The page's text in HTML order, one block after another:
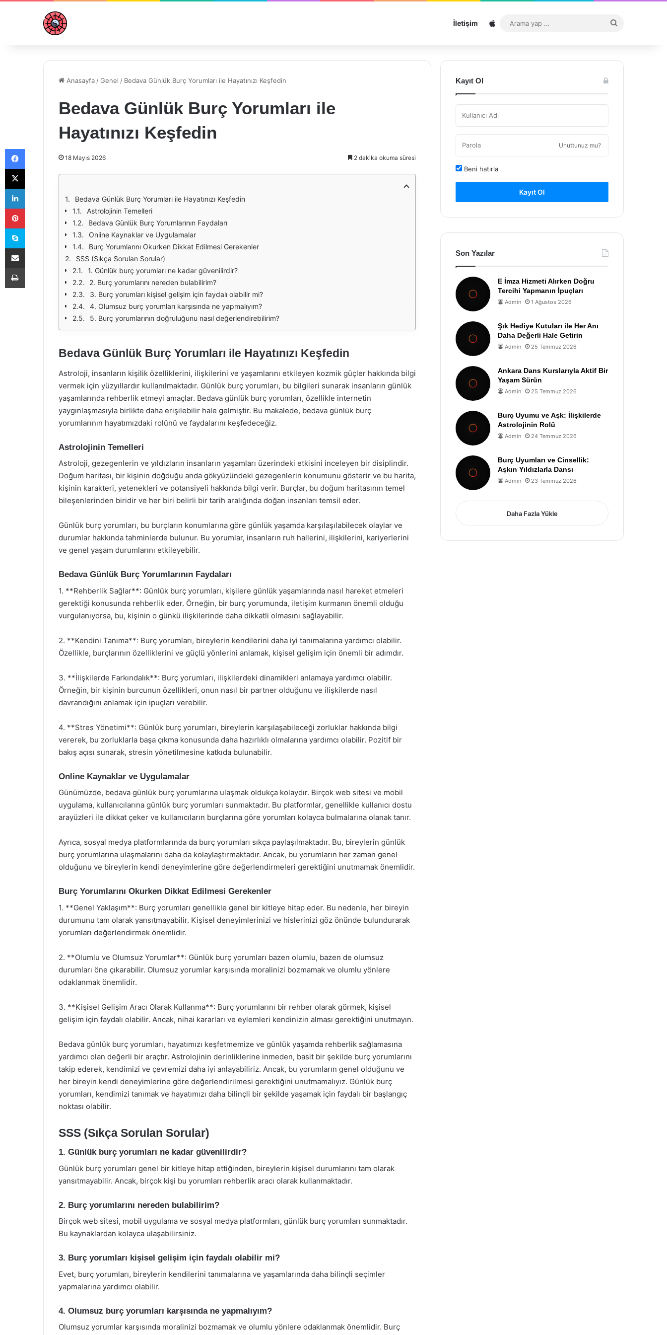
İletişim Sitemap
...
Anasayfa /Genel / Bedava Günlük Burç Yorumları ile Hayatınızı Keşfedin
Bedava Günlük Burç Yorumları ile
Hayatınızı Keşfedin
18 Mayıs 2026 2 dakika okuma süresi
Bedava Günlük Burç Yorumları ile Hayatınızı Keşfedin
Astrolojinin Temelleri
Bedava Günlük Burç Yorumlarının Faydaları
Online Kaynaklar ve Uygulamalar
Burç Yorumlarını Okurken Dikkat Edilmesi Gerekenler
SSS (Sıkça Sorulan Sorular)
1. Günlük burç yorumları ne kadar güvenilirdir?
2. Burç yorumlarını nereden bulabilirim?
3. Burç yorumları kişisel gelişim için faydalı olabilir mi?
4. Olumsuz burç yorumları karşısında ne yapmalıyım?
5. Burç yorumlarının doğruluğunu nasıl değerlendirebilirim?
Bedava Günlük Burç Yorumları ile Hayatınızı Keşfedin
Astroloji, insanların kişilik özelliklerini, ilişkilerini ve yaşamlarını etkileyen kozmik güçler hakkında bilgi
vermek için yüzyıllardır kullanılmaktadır. Günlük burç yorumları, bu bilgileri sunarak insanların günlük
yaşamlarında rehberlik etmeyi amaçlar. Bedava günlük burç yorumları, özellikle internetin
yaygınlaşmasıyla birlikte daha erişilebilir hale gelmiştir. Bu makalede, bedava günlük burç
yorumlarının hayatımızdaki rolünü ve faydalarını keşfedeceğiz.
Astrolojinin Temelleri
Astroloji, gezegenlerin ve yıldızların insanların yaşamları üzerindeki etkisini inceleyen bir disiplindir.
Doğum haritası, bir kişinin doğduğu anda gökyüzündeki gezegenlerin konumunu gösterir ve bu harita,
kişinin karakteri, yetenekleri ve potansiyeli hakkında bilgi verir. Burçlar, bu doğum haritasının temel
bileşenlerinden biridir ve her biri belirli bir tarih aralığında doğan insanları temsil eder.
Günlük burç yorumları, bu burçların konumlarına göre günlük yaşamda karşılaşılabilecek olaylar ve
durumlar hakkında tahminlerde bulunur. Bu yorumlar, insanların ruh hallerini, ilişkilerini, kariyerlerini
ve genel yaşam durumlarını etkileyebilir.
Bedava Günlük Burç Yorumlarının Faydaları
1. **Rehberlik Sağlar**: Günlük burç yorumları, kişilere günlük yaşamlarında nasıl hareket etmeleri
gerektiği konusunda rehberlik eder. Örneğin, bir burç yorumunda, iletişim kurmanın önemli olduğu
vurgulanıyorsa, bu, kişinin o günkü ilişkilerinde daha dikkatli olmasını sağlayabilir.
2. **Kendini Tanıma**: Burç yorumları, bireylerin kendilerini daha iyi tanımalarına yardımcı olabilir.
Özellikle, burçlarının özelliklerini ve güçlü yönlerini anlamak, kişisel gelişim için önemli bir adımdır.
3. **İlişkilerde Farkındalık**: Burç yorumları, ilişkilerdeki dinamikleri anlamaya yardımcı olabilir.
Örneğin, bir kişinin burcunun özellikleri, onun nasıl bir partner olduğunu ve ilişkilerde nasıl
davrandığını anlamak için ipuçları verebilir.
4. **Stres Yönetimi**: Günlük burç yorumları, bireylerin karşılaşabileceği zorluklar hakkında bilgi
vererek, bu zorluklarla başa çıkma konusunda daha hazırlıklı olmalarına yardımcı olabilir. Pozitif bir
bakış açısı sunarak, stresin yönetilmesine katkıda bulunabilir.
Online Kaynaklar ve Uygulamalar
Günümüzde, bedava günlük burç yorumlarına ulaşmak oldukça kolaydır. Birçok web sitesi ve mobil
uygulama, kullanıcılarına günlük burç yorumları sunmaktadır. Bu platformlar, genellikle kullanıcı dostu
arayüzleri ile dikkat çeker ve kullanıcıların burçlarına göre yorumları kolayca bulmalarına olanak tanır.
Ayrıca, sosyal medya platformlarında da burç yorumları sıkça paylaşılmaktadır. Bu, bireylerin günlük
burç yorumlarına ulaşmalarını daha da kolaylaştırmaktadır. Ancak, bu yorumların her zaman genel
olduğunu ve bireylerin kendi deneyimlerine göre değerlendirmeleri gerektiğini unutmamak önemlidir.
Burç Yorumlarını Okurken Dikkat Edilmesi Gerekenler
1. **Genel Yaklaşım**: Burç yorumları genellikle genel bir kitleye hitap eder. Bu nedenle, her bireyin
durumunu tam olarak yansıtmayabilir. Kişisel deneyimlerinizi ve hislerinizi göz önünde bulundurarak
yorumları değerlendirmek önemlidir.
2. **Olumlu ve Olumsuz Yorumlar**: Günlük burç yorumları bazen olumlu, bazen de olumsuz
durumları öne çıkarabilir. Olumsuz yorumlar karşısında moralinizi bozmamak ve olumlu yönlere
odaklanmak önemlidir.
3. **Kişisel Gelişim Aracı Olarak Kullanma**: Burç yorumlarını bir rehber olarak görmek, kişisel
gelişim için faydalı olabilir. Ancak, nihai kararları ve eylemleri kendinizin alması gerektiğini unutmayın.
Bedava günlük burç yorumları, hayatımızı keşfetmemize ve günlük yaşamda rehberlik sağlamasına
yardımcı olan değerli bir araçtır. Astrolojinin derinliklerine inmeden, basit bir şekilde burç yorumlarını
takip ederek, kendimizi ve çevremizi daha iyi anlayabiliriz. Ancak, bu yorumların genel olduğunu ve
her bireyin kendi deneyimlerine göre değerlendirilmesi gerektiğini unutmamalıyız. Günlük burç
yorumları, kendimizi tanımak ve hayatımızı daha bilinçli bir şekilde yaşamak için faydalı bir başlangıç
noktası olabilir.
SSS (Sıkça Sorulan Sorular)
1. Günlük burç yorumları ne kadar güvenilirdir?
Günlük burç yorumları genel bir kitleye hitap ettiğinden, bireylerin kişisel durumlarını tam olarak
yansıtmayabilir. Ancak, birçok kişi bu yorumları rehberlik aracı olarak kullanmaktadır.
2. Burç yorumlarını nereden bulabilirim?
Birçok web sitesi, mobil uygulama ve sosyal medya platformları, günlük burç yorumları sunmaktadır.
Bu kaynaklardan kolayca ulaşabilirsiniz.
3. Burç yorumları kişisel gelişim için faydalı olabilir mi?
Evet, burç yorumları, bireylerin kendilerini tanımalarına ve yaşamlarında daha bilinçli seçimler
yapmalarına yardımcı olabilir.
4. Olumsuz burç yorumları karşısında ne yapmalıyım?
Olumsuz yorumlar karşısında moralinizi bozmamak ve olumlu yönlere odaklanmak önemlidir. Burç
Kayıt Ol
Unuttunuz mu?
Beni hatırla
Kayıt Ol
Son Yazılar
E İmza Hizmeti Alırken Doğru
Tercihi Yapmanın İpuçları
Admin 1 Ağustos 2026
Şık Hediye Kutuları ile Her Anı
Daha Değerli Hale Getirin
Admin 25 Temmuz 2026
Ankara Dans Kurslarıyla Aktif Bir
Yaşam Sürün
Admin 25 Temmuz 2026
Burç Uyumu ve Aşk: İlişkilerde
Astrolojinin Rolü
Admin 24 Temmuz 2026
Burç Uyumları ve Cinsellik:
Aşkın Yıldızlarla Dansı
Admin 23 Temmuz 2026
Daha Fazla Yükle
Facebook
X
LinkedIn
Pinterest
Skype
E-Posta ile paylaş